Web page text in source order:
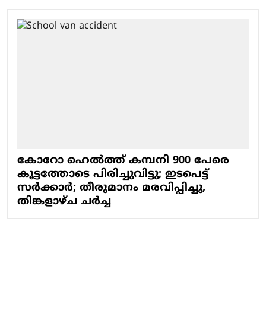
കോറോ ഹെല്‍ത്ത് കമ്പനി 900 പേരെ
കൂട്ടത്തോടെ പിരിച്ചുവിട്ടു; ഇടപെട്ട്
സർക്കാർ; തീരുമാനം മരവിപ്പിച്ചു,
തിങ്കളാഴ്ച ചർച്ച